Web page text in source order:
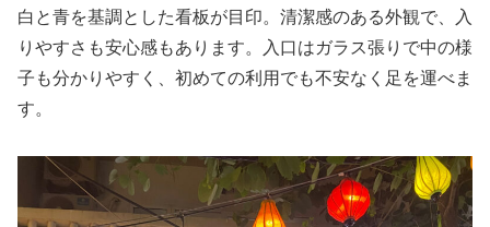
白と青を基調とした看板が目印。清潔感のある外観で、入
りやすさも安心感もあります。入口はガラス張りで中の様
子も分かりやすく、初めての利用でも不安なく足を運べま
す。